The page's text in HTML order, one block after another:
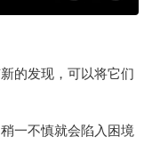
的发现，可以将它们
一不慎就会陷入困境